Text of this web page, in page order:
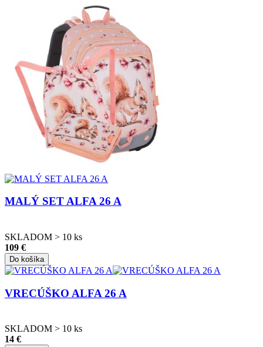
MALÝ SET ALFA 26 A
SKLADOM > 10 ks
109 €
Do košíka
VRECÚŠKO ALFA 26 A
SKLADOM > 10 ks
14 €